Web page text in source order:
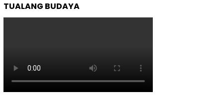
TUALANG BUDAYA